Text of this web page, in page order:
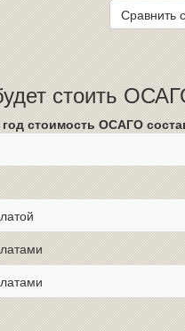
Сравнить
стоить
стоимость ОСАГО